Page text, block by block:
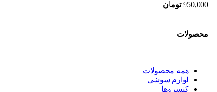
950,000 تومان
محصولات
همه محصولات
لوازم سوشی
کنسروها